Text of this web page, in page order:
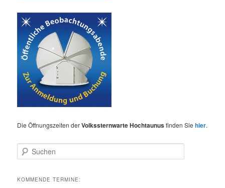
Die Öffnungszeiten derVolkssternwarte Hochtaunusfinden Siehier.
u
h
KOMMENDE TERMINE: